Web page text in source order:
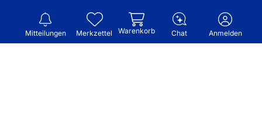
Mitteilungen Merkzettel Warenkorb Chat Anmelden